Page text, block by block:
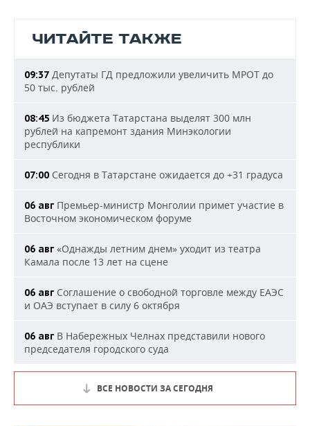
ЧИТАЙТЕ ТАКЖЕ
09:37 Депутаты ГД предложили увеличить МРОТ до
50 тыс. рублей
08:45 Из бюджета Татарстана выделят 300 млн
рублей на капремонт здания Минэкологии
республики
07:00 Сегодня в Татарстане ожидается до +31 градуса
06 авг Премьер-министр Монголии примет участие в
Восточном экономическом форуме
06 авг «Однажды летним днем» уходит из театра
Камала после 13 лет на сцене
06 авг Соглашение о свободной торговле между ЕАЭС
и ОАЭ вступает в силу 6 октября
06 авг В Набережных Челнах представили нового
председателя городского суда
ВСЕ НОВОСТИ ЗА СЕГОДНЯ